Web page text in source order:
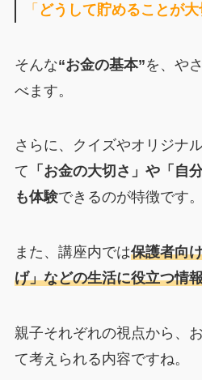
「 どうして貯めることが大
そんな“お金の基本”を、や
べます。
さらに、クイズやオリジナ
て 「お金の大切さ」や「自
も体験できるのが特徴です。
また、講座内では保護者向
げ」などの生活に役立つ情
親子それぞれの視点から、
て考えられる内容ですね。